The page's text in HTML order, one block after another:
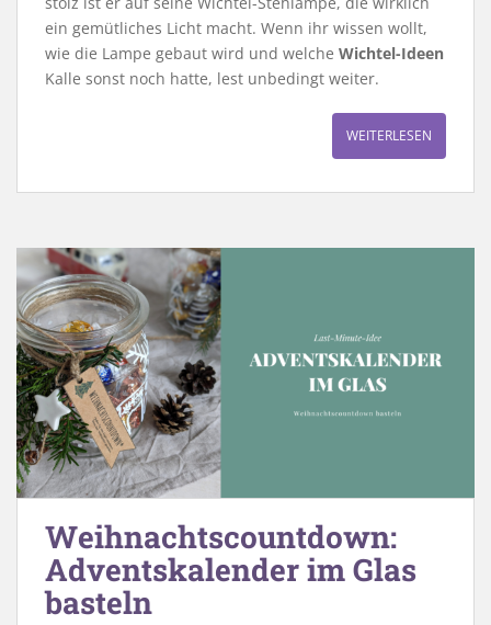
ein gemütliches Licht macht. Wenn ihr wissen wollt,
wie die Lampe gebaut wird und welche Wichtel-Ideen
Kalle sonst noch hatte, lest unbedingt weiter.
WEITERLESEN
Weihnachtscountdown:
Adventskalender im Glas
basteln